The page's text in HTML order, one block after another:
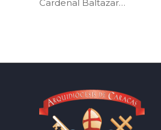
Cardenal Baltazar…